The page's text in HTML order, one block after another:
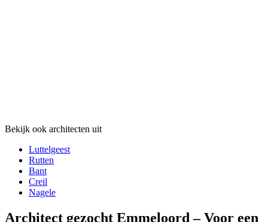
Bekijk ook architecten uit
Luttelgeest
Rutten
Bant
Creil
Nagele
Architect gezocht Emmeloord – Voor een